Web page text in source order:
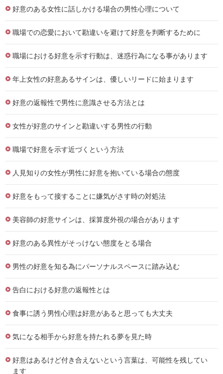
好意のある女性に話しかける場合の男性心理について
職場での恋愛において勘違いを避けて好意を判断するために
職場における好意を示す行動は、迷惑行為になる事があります
年上女性の好意あるサインは、優しいリードに始まります
好意の返報性で男性に意識させる方法とは
女性が好意のサインと勘違いする男性の行動
職場で好意を示す近づくという方法
人見知りの女性が男性に好意を抱いている場合の態度
好意をもって接することに嫌気がさす時の対処法
美容師の好意サインは、採算度外視の場合があります
好意のある異性がそっけない態度をとる場合
男性の好意を知る為にパーソナルスペースに踏み込む
告白における好意の返報性とは
食事に誘う男性心理は好意があると思っても大丈夫
気になる相手から好意を持たれる夢を見た時
好意はあるけど付き合えないという言葉は、可能性を残してい
ます